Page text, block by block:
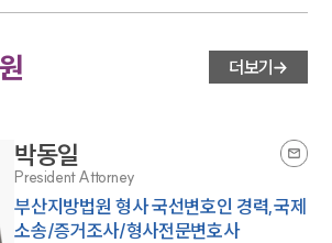
더보기
박동일
President Attorney
부산지방법원 형사 국선변호인 경력,국제
소송/증거조사/형사전문변호사